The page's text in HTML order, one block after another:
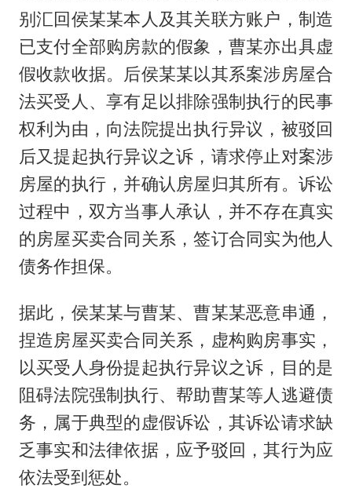
别汇回侯某某本人及其关联方账户，制造
已支付全部购房款的假象，曹某亦出具虚
假收款收据。后侯某某以其系案涉房屋合
法买受人、享有足以排除强制执行的民事
权利为由，向法院提出执行异议，被驳回
后又提起执行异议之诉，请求停止对案涉
房屋的执行，并确认房屋归其所有。诉讼
过程中，双方当事人承认，并不存在真实
的房屋买卖合同关系，签订合同实为他人
债务作担保。
据此，侯某某与曹某、曹某某恶意串通，
捏造房屋买卖合同关系，虚构购房事实，
以买受人身份提起执行异议之诉，目的是
阻碍法院强制执行、帮助曹某等人逃避债
务，属于典型的虚假诉讼，其诉讼请求缺
乏事实和法律依据，应予驳回，其行为应
依法受到惩处。